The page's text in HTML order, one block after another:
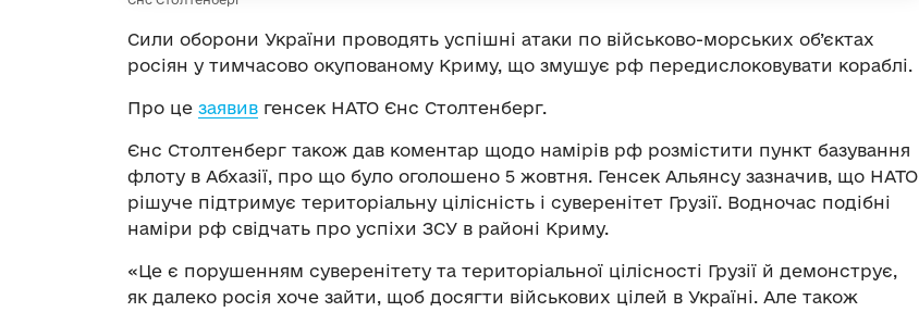
Сили оборони України проводять успішні атаки по військово-морських об’єктах
росіян у тимчасово окупованому Криму, що змушує рф передислоковувати кораблі.
Про це заявив генсек НАТО Єнс Столтенберг.
Єнс Столтенберг також дав коментар щодо намірів рф розмістити пункт базування
флоту в Абхазії, про що було оголошено 5 жовтня. Генсек Альянсу зазначив, що НАТО
рішуче підтримує територіальну цілісність і суверенітет Грузії. Водночас подібні
наміри рф свідчать про успіхи ЗСУ в районі Криму.
«Це є порушенням суверенітету та територіальної цілісності Грузії й демонструє,
як далеко росія хоче зайти, щоб досягти військових цілей в Україні. Але також